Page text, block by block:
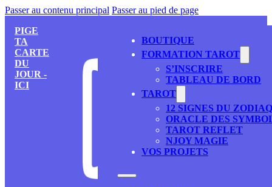
Passer au contenu principal Passer au pied de page
PIGE
TA
CARTE
DU
JOUR -
ICI
BOUTIQUE
FORMATION TAROT
S’INSCRIRE
TABLEAU DE BORD
TAROT
12 SIGNES DU
ORACLE DES
TAROT REFLET
NJOY MAGIE
VOS PROJETS